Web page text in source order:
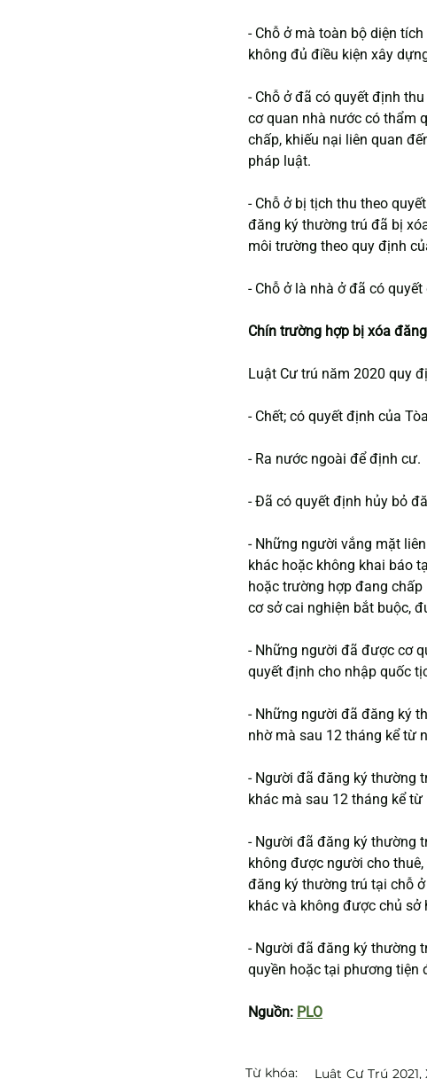
- Chỗ ở mà toàn bộ diện
không đủ điều kiện xây
- Chỗ ở đã có quyết định
cơ quan nhà nước có thẩm
chấp, khiếu nại liên quan
pháp luật.
- Chỗ ở bị tịch thu theo
đăng ký thường trú đã bị
môi trường theo quy định
- Chỗ ở là nhà ở đã có
Chín trường hợp bị xóa
Luật Cư trú năm 2020 quy
- Chết; có quyết định của
- Ra nước ngoài để định cư.
- Đã có quyết định hủy bỏ
- Những người vắng mặt
khác hoặc không khai báo
hoặc trường hợp đang
cơ sở cai nghiện bắt buộc,
- Những người đã được cơ
quyết định cho nhập quốc
- Những người đã đăng ký
nhờ mà sau 12 tháng kể từ
- Người đã đăng ký thường
khác mà sau 12 tháng kể
- Người đã đăng ký thường
không được người cho
đăng ký thường trú tại chỗ
khác và không được chủ
- Người đã đăng ký thường
quyền hoặc tại phương tiện
Nguồn: PLO
Từ khóa: Luật Cư Trú